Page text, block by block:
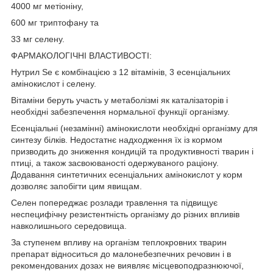
4000 мг метіоніну,
600 мг триптофану та
33 мг селену.
ФАРМАКОЛОГІЧНІ ВЛАСТИВОСТІ:
Нутрил Se є комбінацією з 12 вітамінів, 3 есенціальних
амінокислот і селену.
Вітаміни беруть участь у метаболізмі як каталізаторів і
необхідні забезпечення нормальної функції організму.
Есенціальні (незамінні) амінокислоти необхідні організму для
синтезу білків. Недостатнє надходження їх із кормом
призводить до зниження кондицій та продуктивності тварин і
птиці, а також засвоюваності одержуваного раціону.
Додавання синтетичних есенціальних амінокислот у корм
дозволяє запобігти цим явищам.
Селен попереджає розлади травлення та підвищує
неспецифічну резистентність організму до різних впливів
навколишнього середовища.
За ступенем впливу на організм теплокровних тварин
препарат відноситься до малонебезпечних речовин і в
рекомендованих дозах не виявляє місцевоподразнюючої,